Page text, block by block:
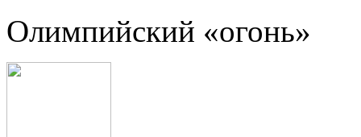
Олимпийский «огонь»